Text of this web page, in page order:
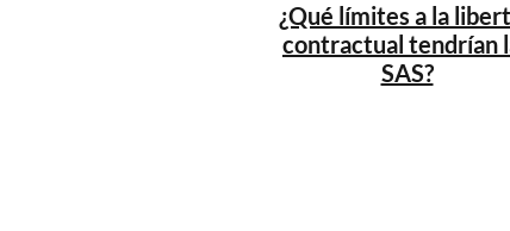
¿Qué límites a la
contractual tendrían
SAS?